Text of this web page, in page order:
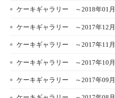
ケーキギャラリー ～2018年01
ケーキギャラリー ～2017年12
ケーキギャラリー ～2017年11
ケーキギャラリー ～2017年10
ケーキギャラリー ～2017年09